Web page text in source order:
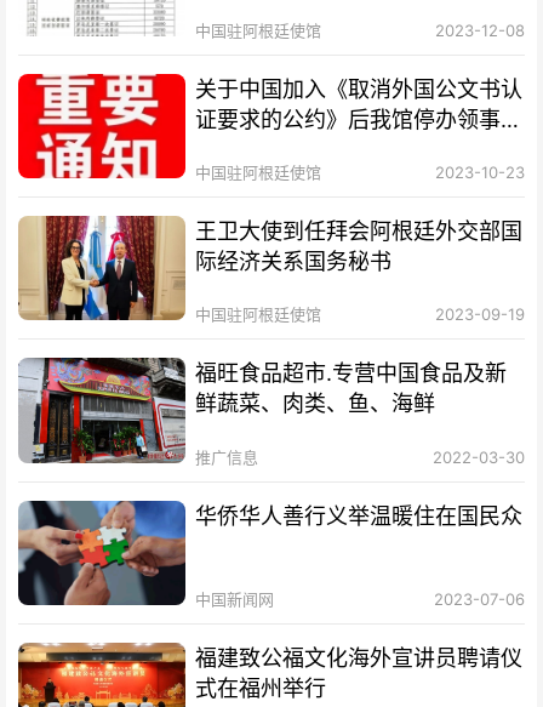
中国驻阿根廷使馆 2023-12-08
关于中国加入《取消外国公文书认
证要求的公约》后我馆停办领事认
中国驻阿根廷使馆 2023-10-23
王卫大使到任拜会阿根廷外交部国
际经济关系国务秘书
中国驻阿根廷使馆 2023-09-19
福旺食品超市.专营中国食品及新
鲜蔬菜、肉类、鱼、海鲜
推广信息 2022-03-30
华侨华人善行义举温暖住在国民众
中国新闻网 2023-07-06
福建致公福文化海外宣讲员聘请仪
式在福州举行